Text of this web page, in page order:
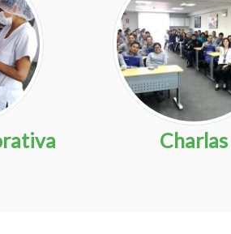
CHARLAS
Charlas